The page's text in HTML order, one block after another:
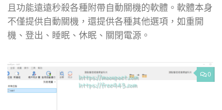
且功能遠遠秒殺各種附帶自動關機的軟體。軟體本身
不僅提供自動關機，還提供各種其他選項，如重開
機、登出、睡眠、休眠、關閉電源。
0